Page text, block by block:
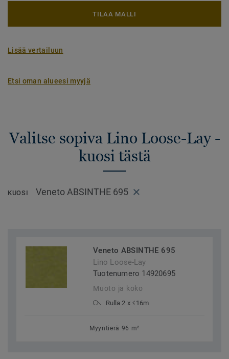
TILAA MALLI
Lisää vertailuun
Etsi oman alueesi myyjä
Valitse sopiva Lino Loose-Lay -
kuosi tästä
KUOSI Veneto ABSINTHE 695
Veneto ABSINTHE 695
Lino Loose-Lay
Tuotenumero 14920695
Muoto ja koko
Rulla 2 x ≤16m
Myyntierä 96 m²